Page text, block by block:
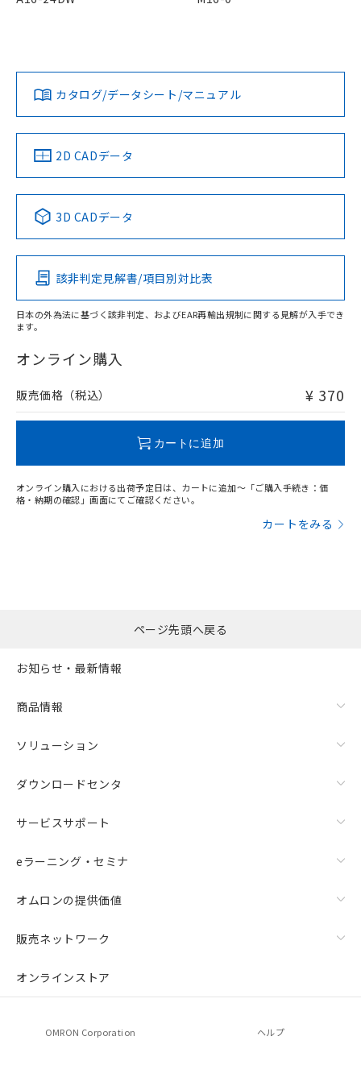
カタログ/データシート/マニュアル
2D CADデータ
3D CADデータ
該非判定見解書/項目別対比表
日本の外為法に基づく該非判定、およびEAR再輸出規制に関する見解が入手でき
ます。
オンライン購入
販売価格（税込） ¥ 370
カートに追加
オンライン購入における出荷予定日は、カートに追加～「ご購入手続き：価
格・納期の確認」画面にてご確認ください。
カートをみる
ページ先頭へ戻る
お知らせ・最新情報
商品情報
ソリューション
ダウンロードセンタ
サービスサポート
eラーニング・セミナ
オムロンの提供価値
販売ネットワーク
オンラインストア
OMRON Corporation ヘルプ